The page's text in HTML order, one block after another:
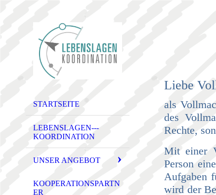
STARTSEITE
LEBENSLAGEN---
KOORDINATION
UNSER ANGEBOT
KOOPERATIONSPARTN
ER
Liebe
als
des
Rechte,
Mit einer
Person
Aufgaben
wird der